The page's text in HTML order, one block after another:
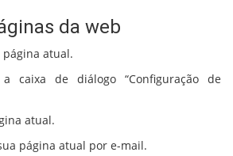
da web
atual.
caixa de diálogo “Configuração de
atual.
página atual por e-mail.